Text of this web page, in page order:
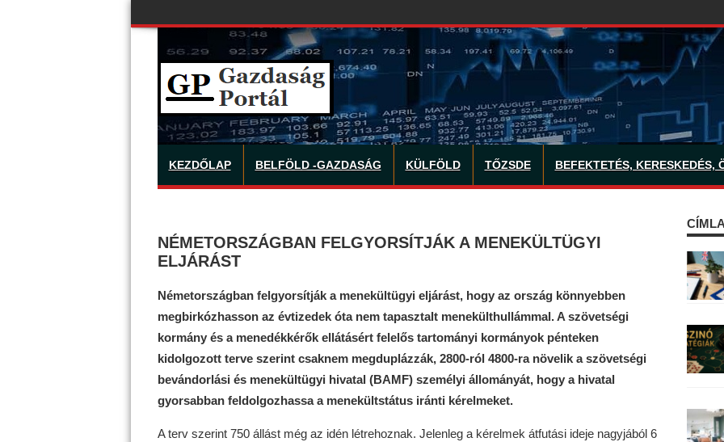
KEZDŐLAP BELFÖLD -GAZDASÁG KÜLFÖLD TŐZSDE BEFEKTETÉS, KERESKEDÉS,
NÉMETORSZÁGBAN FELGYORSÍTJÁK A MENEKÜLTÜGYI
ELJÁRÁST
Németországban felgyorsítják a menekültügyi eljárást, hogy az ország könnyebben
megbirkózhasson az évtizedek óta nem tapasztalt menekülthullámmal. A szövetségi
kormány és a menedékkérők ellátásért felelős tartományi kormányok pénteken
kidolgozott terve szerint csaknem megduplázzák, 2800-ról 4800-ra növelik a szövetségi
bevándorlási és menekültügyi hivatal (BAMF) személyi állományát, hogy a hivatal
gyorsabban feldolgozhassa a menekültstátus iránti kérelmeket.
A terv szerint 750 állást még az idén létrehoznak. Jelenleg a kérelmek átfutási ideje nagyjából 6